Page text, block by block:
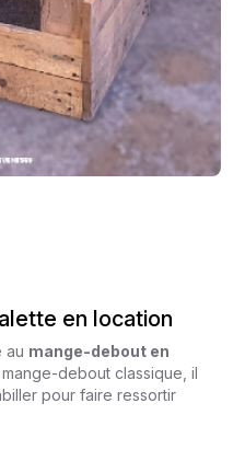
en location
au mange-debout en
debout classique, il
pour faire ressortir